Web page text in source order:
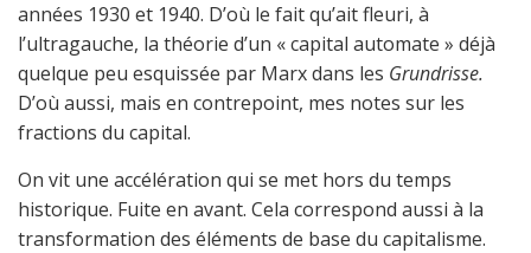
années 1930 et 1940. D’où le fait qu’ait fleuri, à
l’ultragauche, la théorie d’un « capital automate » déjà
quelque peu esquissée par Marx dans les Grundrisse.
D’où aussi, mais en contrepoint, mes notes sur les
fractions du capital.
On vit une accélération qui se met hors du temps
historique. Fuite en avant. Cela correspond aussi à la
transformation des éléments de base du capitalisme.